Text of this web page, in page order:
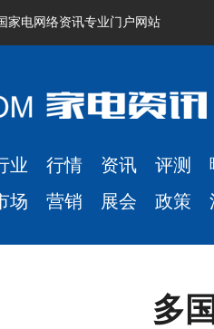
家电网络资讯专业门户网站
业 行情 资讯 评测
场 营销 展会 政策
多